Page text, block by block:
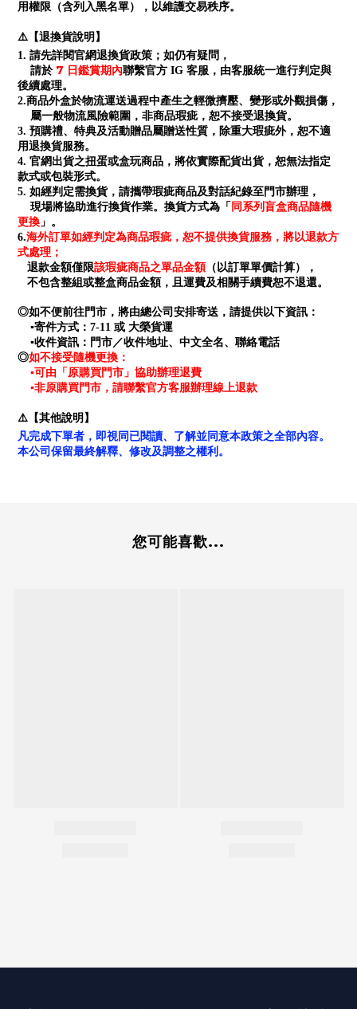
用權限（含列入黑名單），以維護交易秩序。
⚠️【退換貨說明】
1. 請先詳閱官網退換貨政策；如仍有疑問，
請於 7 日鑑賞期內聯繫官方 IG 客服，由客服統一進行判定與
後續處理。
2.商品外盒於物流運送過程中產生之輕微擠壓、變形或外觀損傷，
屬一般物流風險範圍，非商品瑕疵，恕不接受退換貨。
3. 預購禮、特典及活動贈品屬贈送性質，除重大瑕疵外，恕不適
用退換貨服務。
4. 官網出貨之扭蛋或盒玩商品，將依實際配貨出貨，恕無法指定
款式或包裝形式。
5. 如經判定需換貨，請攜帶瑕疵商品及對話紀錄至門市辦理，
現場將協助進行換貨作業。換貨方式為「 同系列盲盒商品隨機
更換 」。
6.海外訂單如經判定為商品瑕疵，恕不提供換貨服務，將以退款方
式處理；
退款金額僅限該瑕疵商品之單品金額（以訂單單價計算），
不包含整組或整盒商品金額，且運費及相關手續費恕不退還。
◎如不便前往門市，將由總公司安排寄送，請提供以下資訊：
▪寄件方式：7-11 或 大榮貨運
▪收件資訊：門市／收件地址、中文全名、聯絡電話
◎如不接受隨機更換：
▪可由「原購買門市」協助辦理退費
▪非原購買門市，請聯繫官方客服辦理線上退款
⚠️【其他說明】
凡完成下單者，即視同已閱讀、了解並同意本政策之全部內容。
本公司保留最終解釋、修改及調整之權利。
您可能喜歡...